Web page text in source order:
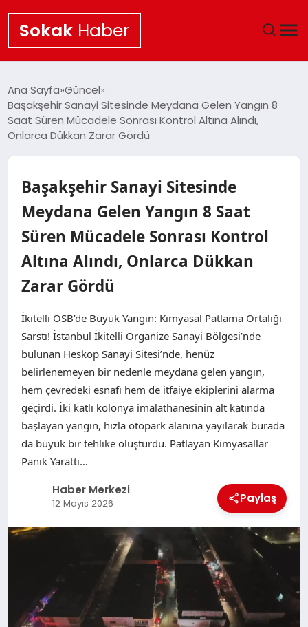
Sokak Haber
EKONOMI
GÜNCEL
KÜLTÜR SANAT
SAĞLIK
TEKNOLOJI
Ana Sayfa Güncel
Başakşehir Sanayi Sitesinde Meydana Gelen Yangın 8
Saat Süren Mücadele Sonrası Kontrol Altına Alındı,
Onlarca Dükkan Zarar Gördü
Başakşehir Sanayi Sitesinde
Meydana Gelen Yangın 8 Saat
Süren Mücadele Sonrası Kontrol
Altına Alındı, Onlarca Dükkan
Zarar Gördü
İkitelli OSB’de Büyük Yangın: Kimyasal Patlama Ortalığı
Sarstı! İstanbul İkitelli Organize Sanayi Bölgesi’nde
bulunan Heskop Sanayi Sitesi’nde, henüz
belirlenemeyen bir nedenle meydana gelen yangın,
hem çevredeki esnafı hem de itfaiye ekiplerini alarma
geçirdi. İki katlı kolonya imalathanesinin alt katında
başlayan yangın, hızla otopark alanına yayılarak burada
da büyük bir tehlike oluşturdu. Patlayan Kimyasallar
Panik Yarattı…
Haber Merkezi
12 Mayıs 2026 Paylaş